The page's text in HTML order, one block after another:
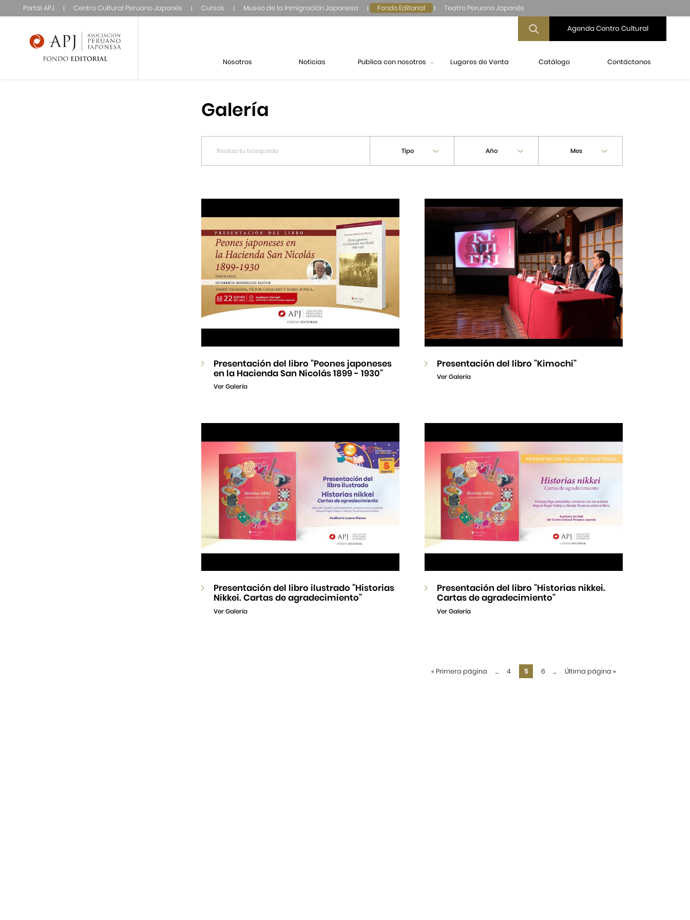
Portal APJ Centro Cultural Peruano Japonés Cursos Museo de la Inmigración Japonesa Fondo Editorial Teatro Peruano Japonés
Agenda Centro Cultural
Nosotros Noticias Publica con nosotros Lugares de Venta Catálogo Contáctanos
Galería
Tipo Año Mes
Presentación del libro "Peones japoneses
en la Hacienda San Nicolás 1899 - 1930"
Ver Galería
Presentación del libro "Kimochi"
Ver Galería
Presentación del libro ilustrado "Historias
Nikkei. Cartas de agradecimiento"
Ver Galería
Presentación del libro "Historias nikkei.
Cartas de agradecimiento"
Ver Galería
« Primera página ... 4 5 6 ... Última página »